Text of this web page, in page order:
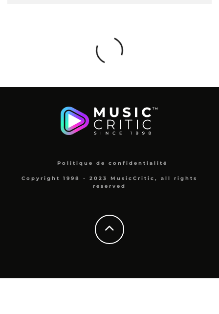
Politique de confidentialité
Copyright 1998 - 2023 MusicCritic, all rights
reserved